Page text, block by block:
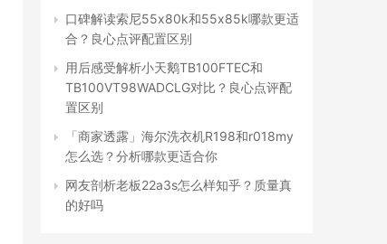
口碑解读索尼55x80k和55x85k哪款更适
合？良心点评配置区别
用后感受解析小天鹅TB100FTEC和
TB100VT98WADCLG对比？良心点评配
置区别
「商家透露」海尔洗衣机R198和r018my
怎么选？分析哪款更适合你
网友剖析老板22a3s怎么样知乎？质量真
的好吗